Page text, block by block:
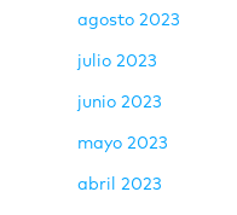
agosto 2023
julio 2023
junio 2023
mayo 2023
abril 2023